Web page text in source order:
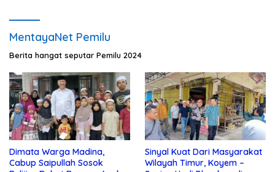
MentayaNet Pemilu
Berita hangat seputar Pemilu 2024
Dimata Warga Madina,
Cabup Saipullah Sosok
Sinyal Kuat Dari Masyarakat
Wilayah Timur, Koyem –